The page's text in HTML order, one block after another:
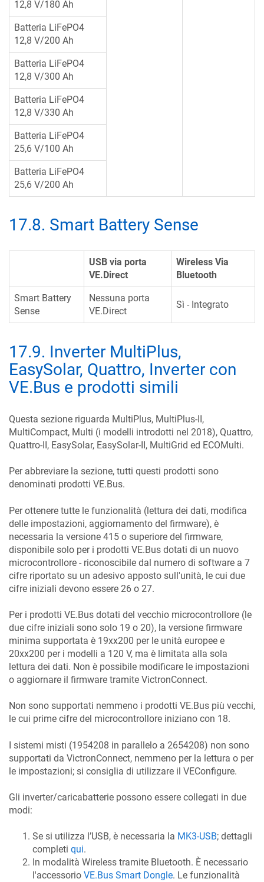
12,8 V/180 Ah
Batteria LiFePO4
12,8 V/200 Ah
Batteria LiFePO4
12,8 V/300 Ah
Batteria LiFePO4
12,8 V/330 Ah
Batteria LiFePO4
25,6 V/100 Ah
Batteria LiFePO4
25,6 V/200 Ah
17.8. Smart Battery Sense
USB via porta
VE.Direct
Wireless Via
Bluetooth
Smart Battery
Sense
Nessuna porta
VE.Direct
Sì - Integrato
17.9. Inverter MultiPlus,
EasySolar, Quattro, Inverter con
VE.Bus e prodotti simili
Questa sezione riguarda MultiPlus, MultiPlus-II,
MultiCompact, Multi (i modelli introdotti nel 2018), Quattro,
Quattro-II, EasySolar, EasySolar-II, MultiGrid ed ECOMulti.
Per abbreviare la sezione, tutti questi prodotti sono
denominati prodotti VE.Bus.
Per ottenere tutte le funzionalità (lettura dei dati, modifica
delle impostazioni, aggiornamento del firmware), è
necessaria la versione 415 o superiore del firmware,
disponibile solo per i prodotti VE.Bus dotati di un nuovo
microcontrollore - riconoscibile dal numero di software a 7
cifre riportato su un adesivo apposto sull'unità, le cui due
cifre iniziali devono essere 26 o 27.
Per i prodotti VE.Bus dotati del vecchio microcontrollore (le
due cifre iniziali sono solo 19 o 20), la versione firmware
minima supportata è 19xx200 per le unità europee e
20xx200 per i modelli a 120 V, ma è limitata alla sola
lettura dei dati. Non è possibile modificare le impostazioni
o aggiornare il firmware tramite VictronConnect.
Non sono supportati nemmeno i prodotti VE.Bus più vecchi,
le cui prime cifre del microcontrollore iniziano con 18.
I sistemi misti (1954208 in parallelo a 2654208) non sono
supportati da VictronConnect, nemmeno per la lettura o per
le impostazioni; si consiglia di utilizzare il VEConfigure.
Gli inverter/caricabatterie possono essere collegati in due
modi:
Se si utilizza l’USB, è necessaria la MK3-USB; dettagli
completi qui.
In modalità Wireless tramite Bluetooth. È necessario
l'accessorio VE.Bus Smart Dongle. Le funzionalità